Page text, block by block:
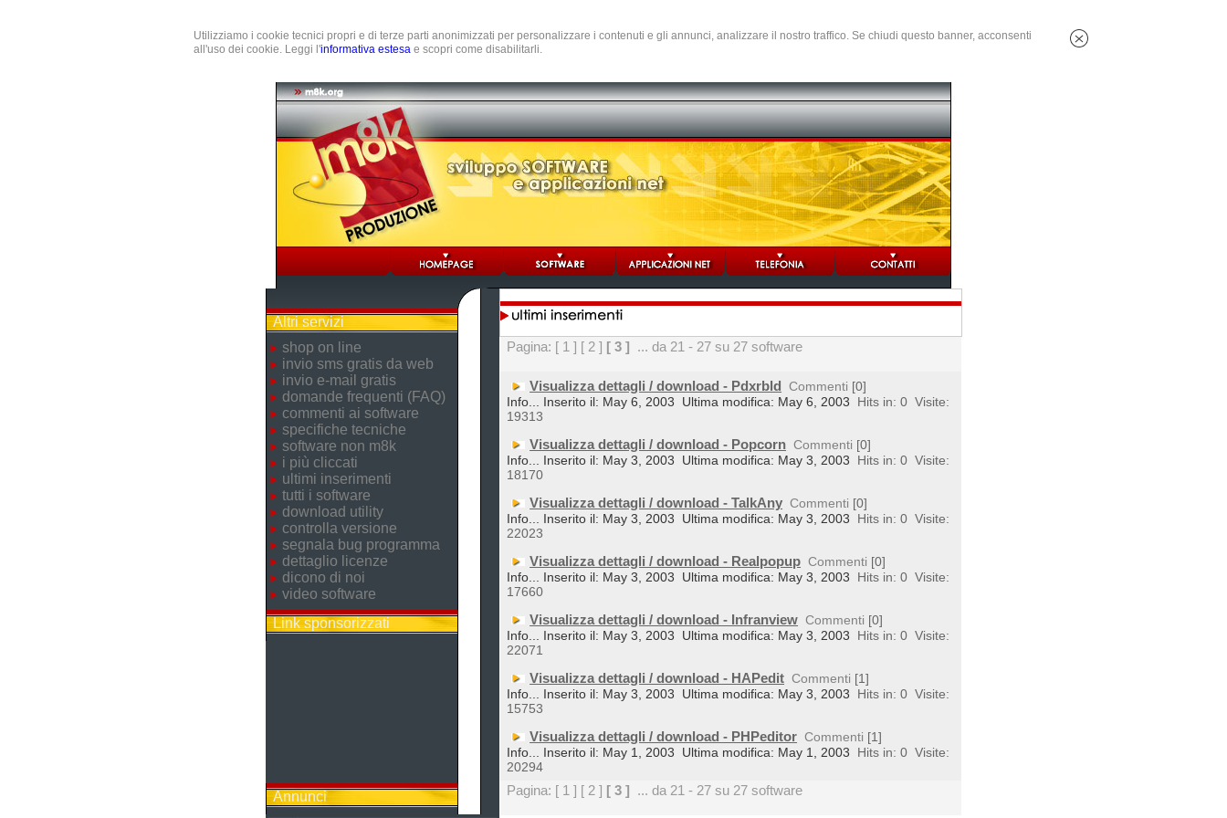
Utilizziamo i cookie tecnici propri e di terze parti anonimizzati per personalizzare i contenuti e gli annunci, analizzare il nostro traffico. Se chiudi questo banner, acconsenti
all'uso dei cookie. Leggi l'informativa estesa e scopri come disabilitarli.
Altri servizi
shop on line
invio sms gratis da web
invio e-mail gratis
domande frequenti (FAQ)
commenti ai software
specifiche tecniche
software non m8k
i più cliccati
ultimi inserimenti
tutti i software
download utility
controlla versione
segnala bug programma
dettaglio licenze
dicono di noi
video software
Link sponsorizzati
Annunci
Pagina: [ 1 ] [ 2 ] [ 3 ] ... da 21 - 27 su 27 software
Visualizza dettagli / download - Pdxrbld Commenti [0]
Info... Inserito il: May 6, 2003
Ultima modifica: May 6, 2003 Hits in: 0 Visite:
19313
Visualizza dettagli / download - Popcorn Commenti [0]
Info... Inserito il: May 3, 2003
Ultima modifica: May 3, 2003 Hits in: 0 Visite:
18170
Visualizza dettagli / download - TalkAny Commenti [0]
Info... Inserito il: May 3, 2003
Ultima modifica: May 3, 2003 Hits in: 0 Visite:
22023
Visualizza dettagli / download - Realpopup Commenti [0]
Info... Inserito il: May 3, 2003
Ultima modifica: May 3, 2003 Hits in: 0 Visite:
17660
Visualizza dettagli / download - Infranview Commenti [0]
Info... Inserito il: May 3, 2003
Ultima modifica: May 3, 2003 Hits in: 0 Visite:
22071
Visualizza dettagli / download - HAPedit Commenti [1]
Info... Inserito il: May 3, 2003
Ultima modifica: May 3, 2003 Hits in: 0 Visite:
15753
Visualizza dettagli / download - PHPeditor Commenti [1]
Info... Inserito il: May 1, 2003
Ultima modifica: May 1, 2003 Hits in: 0 Visite:
20294
Pagina: [ 1 ] [ 2 ] [ 3 ] ... da 21 - 27 su 27 software